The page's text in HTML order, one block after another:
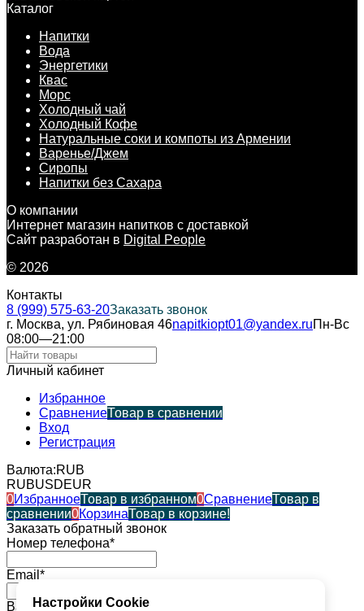
Каталог
Напитки
Вода
Энергетики
Квас
Морс
Холодный чай
Холодный Кофе
Натуральные соки и компоты из Армении
Варенье/Джем
Сиропы
Напитки без Сахара
О компании
Интернет магазин напитков с доставкой
Сайт разработан в Digital People
© 2026
Настройки Cookie
Контакты
8 (999) 575-63-20Заказать звонок
г. Москва, ул. Рябиновая 46napitkiopt01@yandex.ruПн-Вс
08:00—21:00
Личный кабинет
Избранное
СравнениеТовар в сравнении
Вход
Регистрация
Валюта:RUB
RUBUSDEUR
0ИзбранноеТовар в избранном0СравнениеТовар в
сравнении0КорзинаТовар в корзине!
Заказать обратный звонок
Номер телефона*
Email*
Ваше имя*